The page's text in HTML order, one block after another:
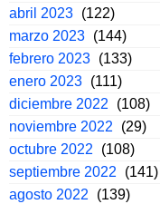
abril 2023 (122)
marzo 2023 (144)
febrero 2023 (133)
enero 2023 (111)
diciembre 2022
(108)
noviembre 2022
(29)
octubre 2022
(108)
septiembre 2022
(141)
agosto 2022
(139)